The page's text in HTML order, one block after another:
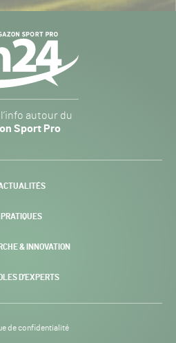
Sport
Pro
-
autour du
Sport Pro
PRATIQUES
& INNOVATION
D’EXPERTS
de confidentialité